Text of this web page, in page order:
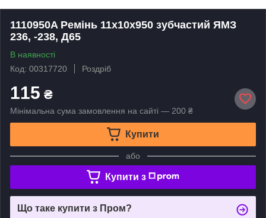
1110950A Ремінь 11х10х950 зубчастий ЯМЗ
236, -238, Д65
В наявності
Код: 00317720
Роздріб
115 ₴
Мінімальна сума замовлення на сайті — 200 ₴
Купити
або
Купити з
Що таке купити з Пром?